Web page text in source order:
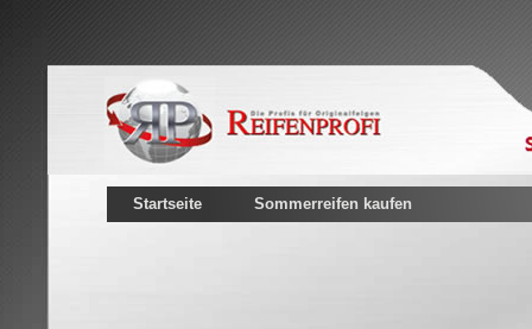
Startseite Sommerreifen kaufen